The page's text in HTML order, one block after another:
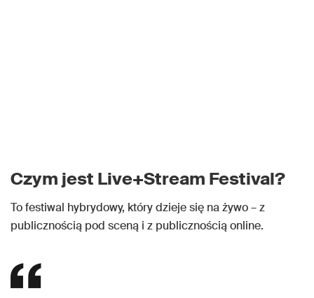
Czym jest Live+Stream Festival?
To festiwal hybrydowy, który dzieje się na żywo – z
publicznością pod sceną i z publicznością online.